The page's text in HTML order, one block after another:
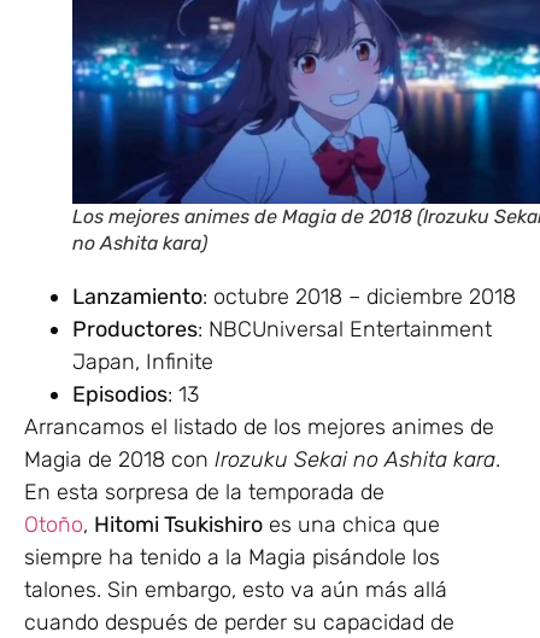
Los mejores animes de Magia de 2018 (Irozuku
no Ashita kara)
Lanzamiento: octubre 2018 – diciembre 2018
Productores: NBCUniversal Entertainment
Japan, Infinite
Episodios: 13
Arrancamos el listado de los mejores animes de
Magia de 2018 con Irozuku Sekai no Ashita kara.
En esta sorpresa de la temporada de
Otoño, Hitomi Tsukishiro es una chica que
siempre ha tenido a la Magia pisándole los
talones. Sin embargo, esto va aún más allá
cuando después de perder su capacidad de